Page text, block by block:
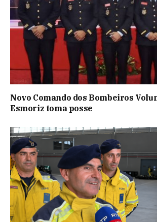
Novo Comando dos Bombeiros
Esmoriz toma posse